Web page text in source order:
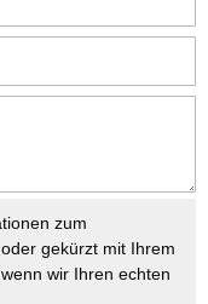
zum
gekürzt mit Ihrem
wir Ihren echten